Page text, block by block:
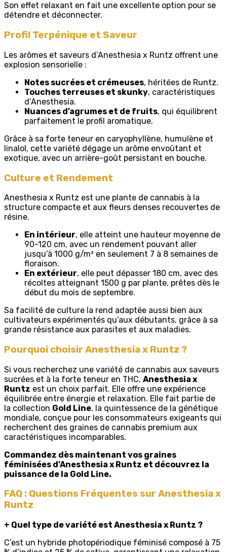
Son effet relaxant en fait une excellente option pour se
détendre et déconnecter.
Profil Terpénique et Saveur
Les arômes et saveurs d’Anesthesia x Runtz offrent une
explosion sensorielle :
Notes sucrées et crémeuses, héritées de Runtz.
Touches terreuses et skunky, caractéristiques
d’Anesthesia.
Nuances d’agrumes et de fruits, qui équilibrent
parfaitement le profil aromatique.
Grâce à sa forte teneur en caryophyllène, humulène et
linalol, cette variété dégage un arôme envoûtant et
exotique, avec un arrière-goût persistant en bouche.
Culture et Rendement
Anesthesia x Runtz est une plante de cannabis à la
structure compacte et aux fleurs denses recouvertes de
résine.
En intérieur, elle atteint une hauteur moyenne de
90-120 cm, avec un rendement pouvant aller
jusqu’à 1000 g/m² en seulement 7 à 8 semaines de
floraison.
En extérieur, elle peut dépasser 180 cm, avec des
récoltes atteignant 1500 g par plante, prêtes dès le
début du mois de septembre.
Sa facilité de culture la rend adaptée aussi bien aux
cultivateurs expérimentés qu’aux débutants, grâce à sa
grande résistance aux parasites et aux maladies.
Pourquoi choisir Anesthesia x Runtz ?
Si vous recherchez une variété de cannabis aux saveurs
sucrées et à la forte teneur en THC, Anesthesia x
Runtz est un choix parfait. Elle offre une expérience
équilibrée entre énergie et relaxation. Elle fait partie de
la collection Gold Line, la quintessence de la génétique
mondiale, conçue pour les consommateurs exigeants qui
recherchent des graines de cannabis premium aux
caractéristiques incomparables.
Commandez dès maintenant vos graines
féminisées d’Anesthesia x Runtz et découvrez la
puissance de la Gold Line.
FAQ : Questions Fréquentes sur Anesthesia x
Runtz
+ Quel type de variété est Anesthesia x Runtz ?
C’est un hybride photopériodique féminisé composé à 75